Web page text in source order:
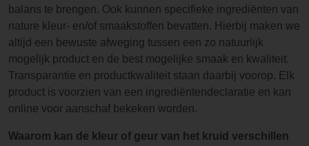
balans te brengen. Ook kunnen specifieke ingrediënten van
nature kleur- en/of smaakstoffen bevatten. Hierbij maken we
altijd een bewuste afweging tussen een zo natuurlijk
mogelijk product en de best mogelijke smaak en kwaliteit.
Transparantie en productkwaliteit staan daarbij voorop. Elk
product is voorzien van een ingrediëntendeclaratie en kan
online voor aanschaf bekeken worden.
Waarom kan de kleur of geur van het kruid verschillen